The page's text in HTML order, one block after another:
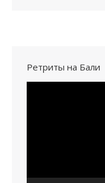
Ретриты на Бали